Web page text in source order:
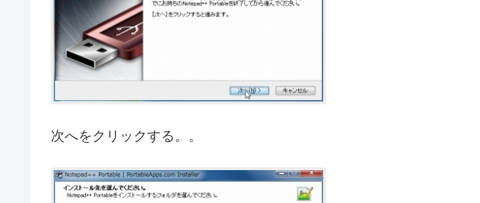
次へをクリックする。。